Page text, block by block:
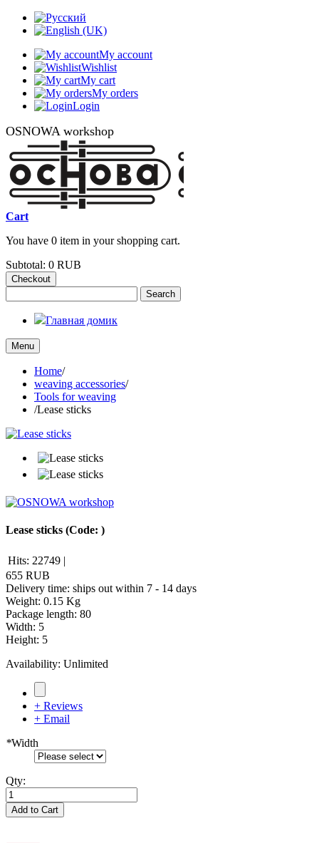
My account
Wishlist
My cart
My orders
Login
OSNOWA workshop
Cart
You have 0 item in your shopping cart.
Subtotal: 0 RUB
Checkout
Главная домик
Menu
Home/
weaving accessories/
Tools for weaving
/Lease sticks
Lease sticks (Code: )
Hits: 22749 |
655 RUB
Delivery time: ships out within 7 - 14 days
Weight: 0.15 Kg
Package length: 80
Width: 5
Height: 5
Availability: Unlimited
+ Reviews
+ Email
*Width
Qty:
Add to Cart